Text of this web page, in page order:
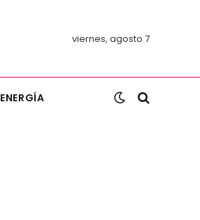
viernes, agosto 7
ENERGÍA